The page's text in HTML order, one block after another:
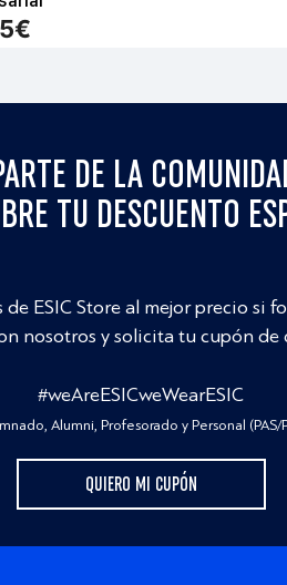
€
DE LA
TU DESCUENTO
ESIC Store al mejor precio si
nosotros y solicita tu cupón de
#weAreESICweWearESIC
Alumni, Profesorado y Personal (PAS/
QUIERO MI CUPÓN